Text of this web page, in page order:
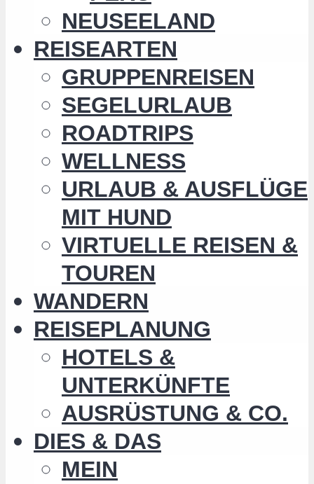
NEUSEELAND
REISEARTEN
GRUPPENREISEN
SEGELURLAUB
ROADTRIPS
WELLNESS
URLAUB & AUSFLÜGE
MIT HUND
VIRTUELLE REISEN &
TOUREN
WANDERN
REISEPLANUNG
HOTELS &
UNTERKÜNFTE
AUSRÜSTUNG & CO.
DIES & DAS
MEIN